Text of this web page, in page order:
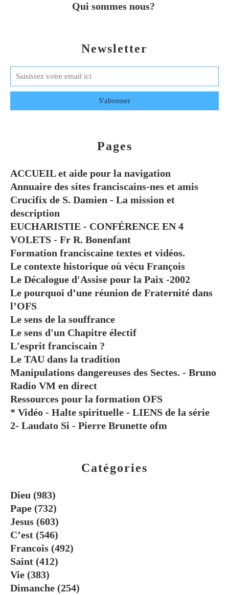
Newsletter
Catégories
Dieu (983)
Pape (732)
Jesus (603)
C’est (546)
Francois (492)
Saint (412)
Vie (383)
Dimanche (254)
Pages
ACCUEIL et aide pour la navigation
Annuaire des sites franciscains-nes et amis
Crucifix de S. Damien - La mission et
description
EUCHARISTIE - CONFÉRENCE EN 4
VOLETS - Fr R. Bonenfant
Formation franciscaine textes et vidéos.
Le contexte historique où vécu François
Le Décalogue d'Assise pour la Paix -2002
Le pourquoi d’une réunion de Fraternité dans
l’OFS
Le sens de la souffrance
Le sens d'un Chapitre électif
L'esprit franciscain ?
Le TAU dans la tradition
Manipulations dangereuses des Sectes. - Bruno
Radio VM en direct
Ressources pour la formation OFS
* Vidéo - Halte spirituelle - LIENS de la série
2- Laudato Si - Pierre Brunette ofm
Qui sommes nous?